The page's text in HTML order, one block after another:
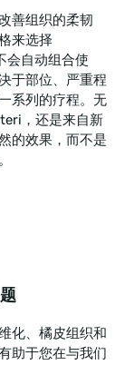
善组织的柔韧
来选择
会自动组合使
于部位、严重程
系列的疗程。无
，还是来自新
的效果，而不是
化、橘皮组织和
助于您在与我们